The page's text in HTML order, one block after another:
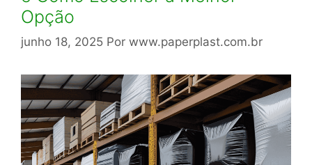
Opção
junho 18, 2025 Por www.paperplast.com.br